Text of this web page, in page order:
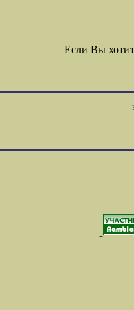
Если Вы